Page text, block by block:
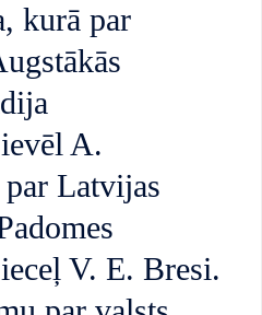
kurā par
A.
Latvijas
V. E. Bresi.